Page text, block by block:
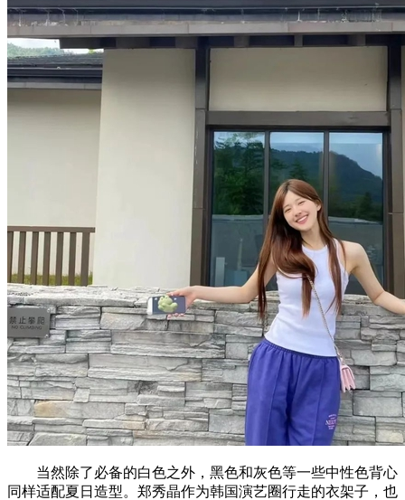
当然除了必备的白色之外，黑色和灰色等一些中性色背心
同样适配夏日造型。郑秀晶作为韩国演艺圈行走的衣架子，也